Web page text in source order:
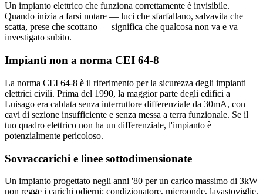
Un impianto elettrico che funziona correttamente è invisibile.
Quando inizia a farsi notare — luci che sfarfallano, salvavita che
scatta, prese che scottano — significa che qualcosa non va e va
investigato subito.
Impianti non a norma CEI 64-8
La norma CEI 64-8 è il riferimento per la sicurezza degli impianti
elettrici civili. Prima del 1990, la maggior parte degli edifici a
Luisago era cablata senza interruttore differenziale da 30mA, con
cavi di sezione insufficiente e senza messa a terra funzionale. Se il
tuo quadro elettrico non ha un differenziale, l'impianto è
potenzialmente pericoloso.
Sovraccarichi e linee sottodimensionate
Un impianto progettato negli anni '80 per un carico massimo di 3kW
non regge i carichi odierni: condizionatore, microonde, lavastoviglie,